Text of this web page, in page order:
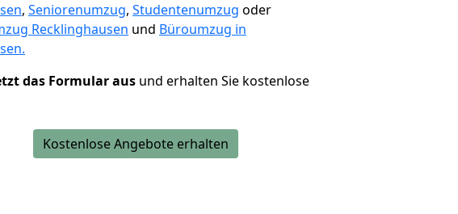
, Seniorenumzug, Studentenumzug oder
Recklinghausen und Büroumzug in
das Formular aus und erhalten Sie kostenlose
Kostenlose Angebote erhalten